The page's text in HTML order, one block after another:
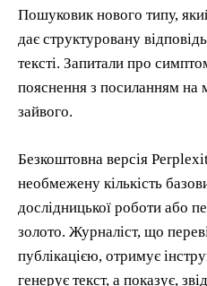
Пошуковик нового типу,
дає структуровану
тексті. Запитали про
пояснення з посиланням на
зайвого.
Безкоштовна версія
необмежену кількість
дослідницької роботи або
золото. Журналіст, що
публікацією, отримує
генерує текст, а показує,